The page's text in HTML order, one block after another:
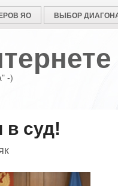
ЯО ВЫБОР
-)
в суд!